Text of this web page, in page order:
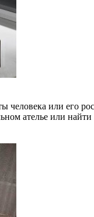
или его
ателье или